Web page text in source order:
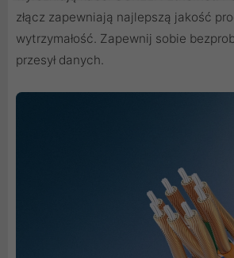
złącz zapewniają najlepszą jakość
wytrzymałość. Zapewnij sobie
przesył danych.